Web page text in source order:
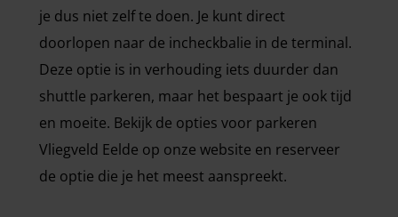
je dus niet zelf te doen. Je kunt direct
doorlopen naar de incheckbalie in de terminal.
Deze optie is in verhouding iets duurder dan
shuttle parkeren, maar het bespaart je ook tijd
en moeite. Bekijk de opties voor parkeren
Vliegveld Eelde op onze website en reserveer
de optie die je het meest aanspreekt.